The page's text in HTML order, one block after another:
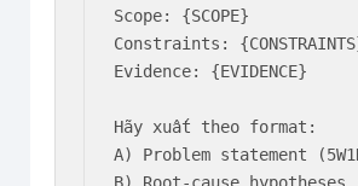
Scope: {SCOPE}
Constraints:
Evidence: {EVIDENCE}
Hãy xuất theo format:
A) Problem statement
B) Root-cause